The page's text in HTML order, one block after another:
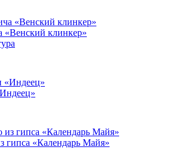
«Венский клинкер»
гипса «Календарь Майя»